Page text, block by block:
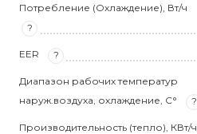
Потребление (Охлаждение), Вт/ч
?
EER ?
Диапазон рабочих температур
наруж.воздуха, охлаждение, С°
?
Производительность (тепло), КВт/ч